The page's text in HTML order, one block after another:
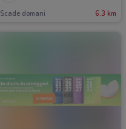
Scade domani 6.3 km